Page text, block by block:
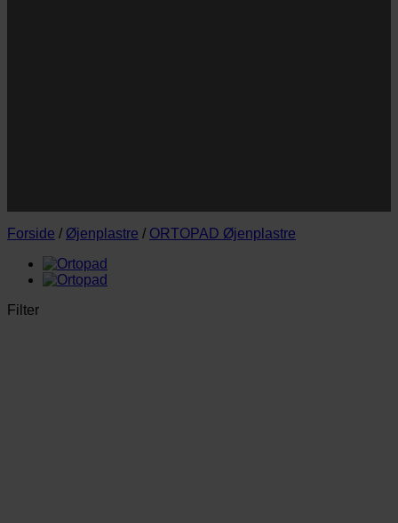
Forside / Øjenplastre / ORTOPAD Øjenplastre
Filter